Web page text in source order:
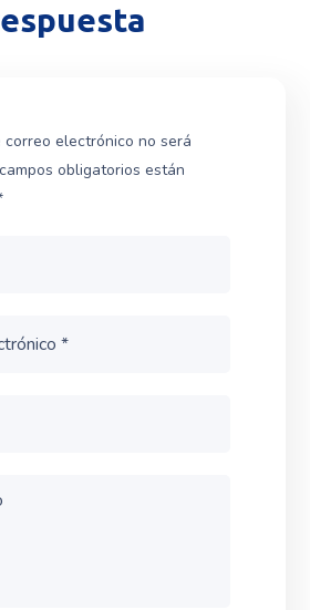
correo electrónico no será
obligatorios están